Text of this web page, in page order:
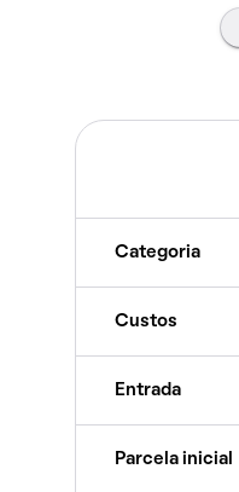
Categoria
Custos
Entrada
Parcela inicial